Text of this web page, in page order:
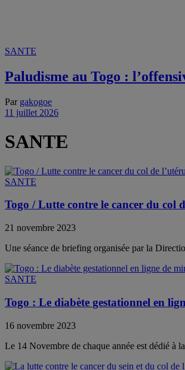
SANTE
Paludisme au Togo :
Par gakogoe
11 juillet 2026
SANTE
SANTE
Togo / Lutte contre le cancer du col
21 novembre 2023
Une séance de briefing organisée par la
SANTE
Togo : Le diabète gestationnel en
16 novembre 2023
Le 14 Novembre de chaque année est dédié à